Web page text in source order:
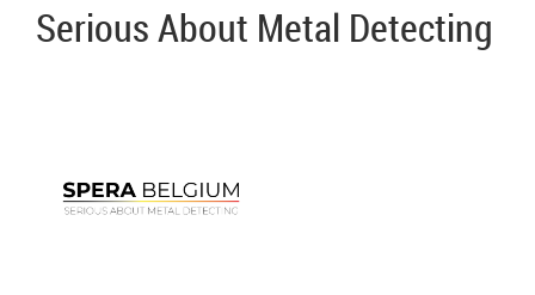
Serious About Metal Detecting